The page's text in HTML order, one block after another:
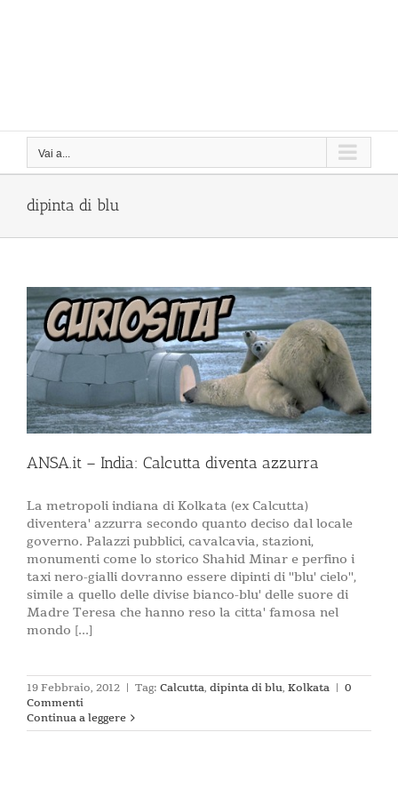
Vai a...
dipinta di blu
ANSA.it – India: Calcutta diventa azzurra
La metropoli indiana di Kolkata (ex Calcutta)
diventera' azzurra secondo quanto deciso dal locale
governo. Palazzi pubblici, cavalcavia, stazioni,
monumenti come lo storico Shahid Minar e perfino i
taxi nero-gialli dovranno essere dipinti di ''blu' cielo'',
simile a quello delle divise bianco-blu' delle suore di
Madre Teresa che hanno reso la citta' famosa nel
mondo [...]
19 Febbraio, 2012 | Tag: Calcutta, dipinta di blu, Kolkata | 0
Commenti
Continua a leggere